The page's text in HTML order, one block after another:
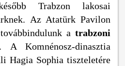
Trabzon lakosai
Az Atatürk Pavilon
a trabzoni
A Komnénosz-dinasztia
Hagia Sophia tiszteletére